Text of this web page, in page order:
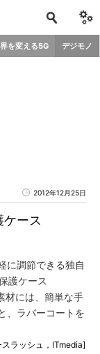
を変える5G デジモノ
2012年12月25日
ース
に調節できる独自
護ケース
材には、簡単な手
、ラバーコートを
スラッシュ，ITmedia]